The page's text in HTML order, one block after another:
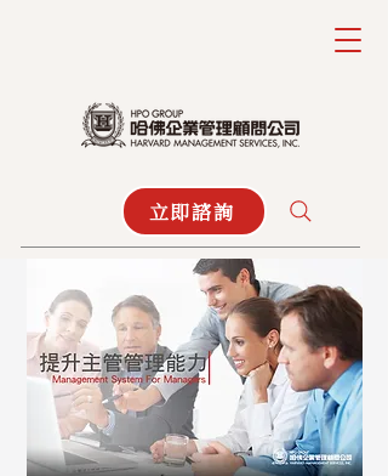
立即諮詢